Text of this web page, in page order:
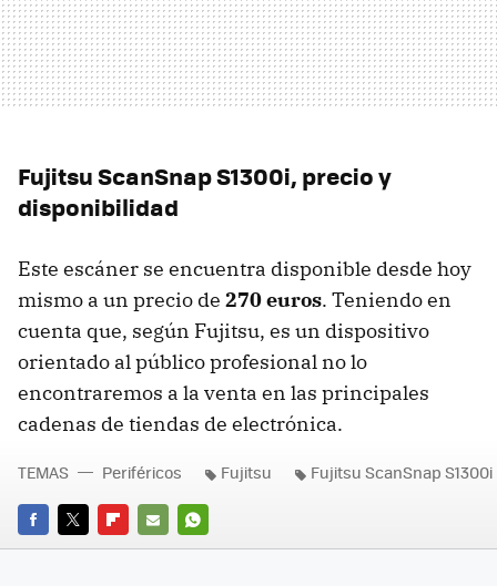
Fujitsu ScanSnap S1300i, precio y
disponibilidad
Este escáner se encuentra disponible desde hoy
mismo a un precio de 270 euros. Teniendo en
cuenta que, según Fujitsu, es un dispositivo
orientado al público profesional no lo
encontraremos a la venta en las principales
cadenas de tiendas de electrónica.
FACEBOOK
TWITTERFLIPBOARD
E-
WHATSAPP
TEMAS Periféricos Fujitsu Fujitsu ScanSnap S1300i